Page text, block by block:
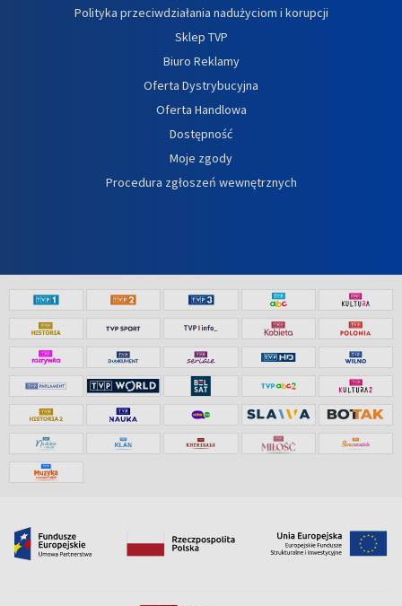
Polityka przeciwdziałania nadużyciom i korupcji
Sklep TVP
Biuro Reklamy
Oferta Dystrybucyjna
Oferta Handlowa
Dostępność
Moje zgody
Procedura zgłoszeń wewnętrznych